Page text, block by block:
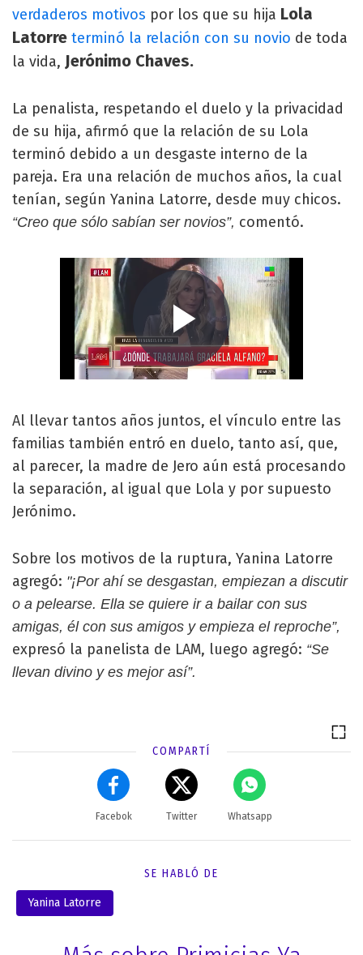
verdaderos motivos por los que su hija Lola
Latorre terminó la relación con su novio de toda
la vida, Jerónimo Chaves.
La penalista, respetando el duelo y la privacidad
de su hija, afirmó que la relación de su Lola
terminó debido a un desgaste interno de la
pareja. Era una relación de muchos años, la cual
tenían, según Yanina Latorre, desde muy chicos.
“Creo que sólo sabían ser novios”, comentó.
Al llevar tantos años juntos, el vínculo entre las
familias también entró en duelo, tanto así, que,
al parecer, la madre de Jero aún está procesando
la separación, al igual que Lola y por supuesto
Jerónimo.
Sobre los motivos de la ruptura, Yanina Latorre
agregó: "¡Por ahí se desgastan, empiezan a discutir
o a pelearse. Ella se quiere ir a bailar con sus
amigas, él con sus amigos y empieza el reproche”,
expresó la panelista de LAM, luego agregó: “Se
llevan divino y es mejor así”.
COMPARTÍ
Facebok Twitter Whatsapp
SE HABLÓ DE
Yanina Latorre